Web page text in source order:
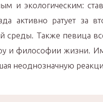
и экологическим:
активно ратует за
Также певица
и философии жизни.
неоднозначную